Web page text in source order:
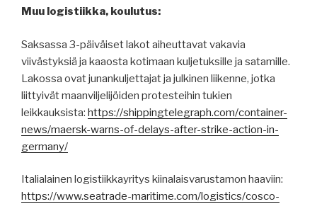
Muu logistiikka, koulutus:
Saksassa 3-päiväiset lakot aiheuttavat vakavia
viivästyksiä ja kaaosta kotimaan kuljetuksille ja satamille.
Lakossa ovat junankuljettajat ja julkinen liikenne, jotka
liittyivät maanviljelijöiden protesteihin tukien
leikkauksista: https://shippingtelegraph.com/container-
news/maersk-warns-of-delays-after-strike-action-in-
germany/
Italialainen logistiikkayritys kiinalaisvarustamon haaviin:
https://www.seatrade-maritime.com/logistics/cosco-